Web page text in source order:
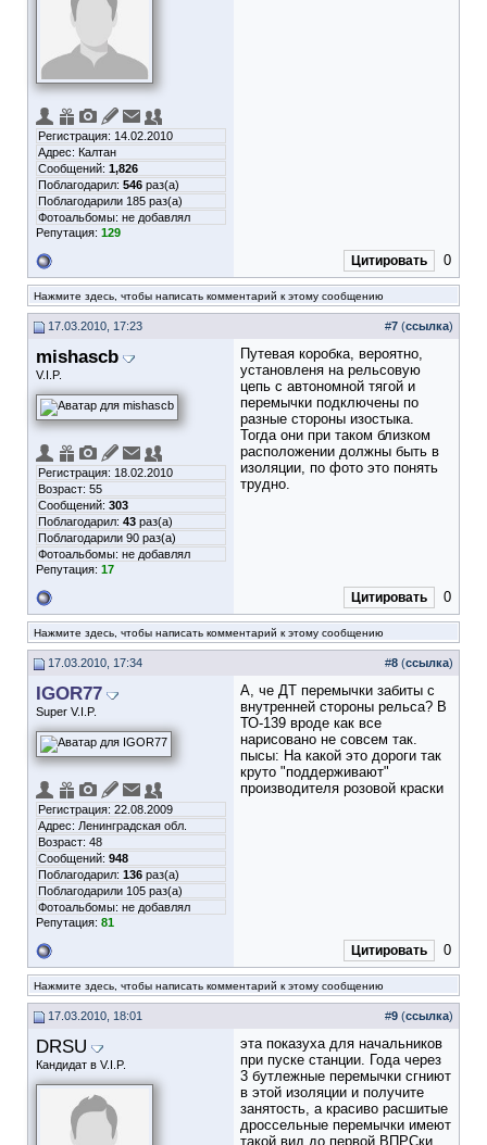
Регистрация: 14.02.2010
Адрес: Калтан
Сообщений: 1,826
Поблагодарил: 546 раз(а)
Поблагодарили 185 раз(а)
Фотоальбомы: не добавлял
Репутация: 129
Цитировать 0
Нажмите здесь, чтобы написать комментарий к этому сообщению
17.03.2010, 17:23 #7 (ссылка)
mishascb
V.I.P.
Регистрация: 18.02.2010
Возраст: 55
Сообщений: 303
Поблагодарил: 43 раз(а)
Поблагодарили 90 раз(а)
Фотоальбомы: не добавлял
Репутация: 17
Путевая коробка, вероятно,
установленя на рельсовую
цепь с автономной тягой и
перемычки подключены по
разные стороны изостыка.
Тогда они при таком близком
расположении должны быть в
изоляции, по фото это понять
трудно.
Цитировать 0
Нажмите здесь, чтобы написать комментарий к этому сообщению
17.03.2010, 17:34 #8 (ссылка)
IGOR77
Super V.I.P.
Регистрация: 22.08.2009
Адрес: Ленинградская обл.
Возраст: 48
Сообщений: 948
Поблагодарил: 136 раз(а)
Поблагодарили 105 раз(а)
Фотоальбомы: не добавлял
Репутация: 81
А, че ДТ перемычки забиты с
внутренней стороны рельса? В
ТО-139 вроде как все
нарисовано не совсем так.
пысы: На какой это дороги так
круто "поддерживают"
производителя розовой краски
Цитировать 0
Нажмите здесь, чтобы написать комментарий к этому сообщению
17.03.2010, 18:01 #9 (ссылка)
DRSU
Кандидат в V.I.P.
эта показуха для начальников
при пуске станции. Года через
3 бутлежные перемычки сгниют
в этой изоляции и получите
занятость, а красиво расшитые
дроссельные перемычки имеют
такой вид до первой ВПРСки ,